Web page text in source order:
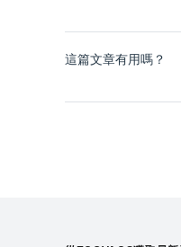
這篇文章有用嗎？